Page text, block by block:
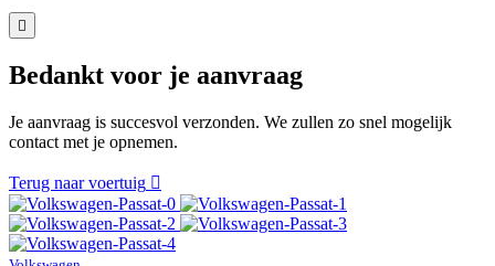
Bedankt voor je aanvraag
Je aanvraag is succesvol verzonden. We zullen zo snel mogelijk
contact met je opnemen.
Terug naar voertuig